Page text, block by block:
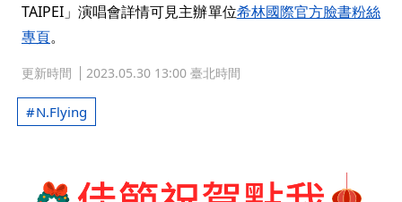
TAIPEI」演唱會詳情可見主辦單位希林國際官方臉書粉絲
專頁。
更新時間 2023.05.30 13:00 臺北時間
N.Flying